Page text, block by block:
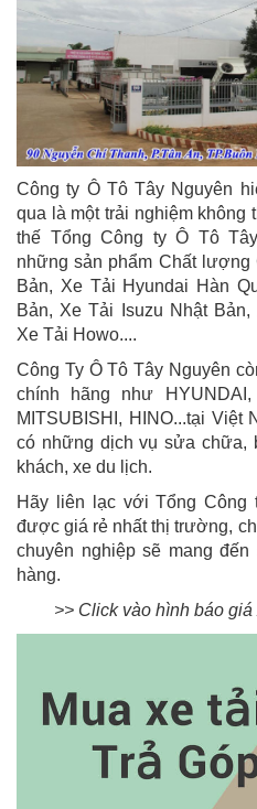
Công ty Ô Tô Tây Nguyên
qua là một trải nghiệm không
thế Tổng Công ty Ô Tô
những sản phẩm Chất
Bản, Xe Tải Hyundai Hàn
Bản, Xe Tải Isuzu Nhật
Xe Tải Howo....
Công Ty Ô Tô Tây Nguyên
chính hãng như HYUNDAI,
MITSUBISHI, HINO...tại Việt
có những dịch vụ sửa chữa,
khách, xe du lịch.
Hãy liên lạc với Tổng Công
được giá rẻ nhất thị trường,
chuyên nghiệp sẽ mang
hàng.
>> Click vào hình báo